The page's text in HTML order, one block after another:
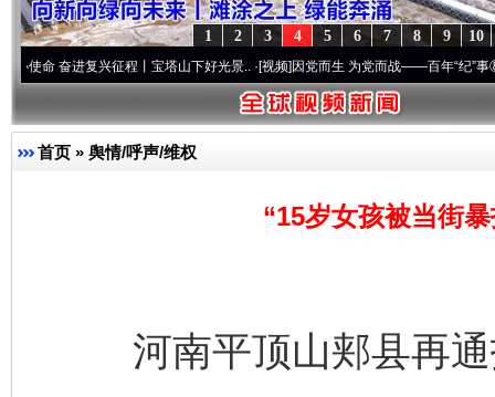
10
9
8
7
6
5
4
3
2
1
兴征程丨宝塔山下好光景..·[视频]因党而生 为党而战——百年“纪”事⑧加强纪律..·[
首页 » 舆情/呼声/维权
“15岁女孩被当街
河南平顶山郏县再通